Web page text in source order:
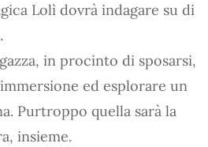
Lolì dovrà indagare su di
in procinto di sposarsi,
ed esplorare un
Purtroppo quella sarà la
insieme.